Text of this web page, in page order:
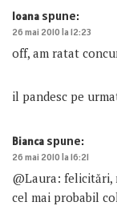
Ioana spune:
26 mai 2010 la 12:23
off, am ratat
il pandesc pe
Bianca spune:
26 mai 2010 la 16:21
@Laura: felicitări,
cel mai probabil